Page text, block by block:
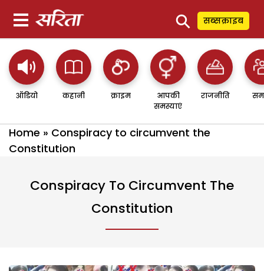
⚲ सब्सक्राइब
ऑडियो कहानी क्राइम
आपकी
समस्याएं
राजनीति
Home » Conspiracy to circumvent the
Constitution
Conspiracy To Circumvent The
Constitution